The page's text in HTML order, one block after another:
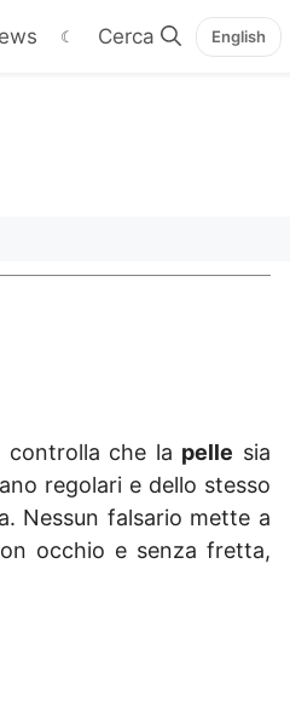
☾ English
controlla che la pelle sia
regolari e dello stesso
Nessun falsario mette a
occhio e senza fretta,